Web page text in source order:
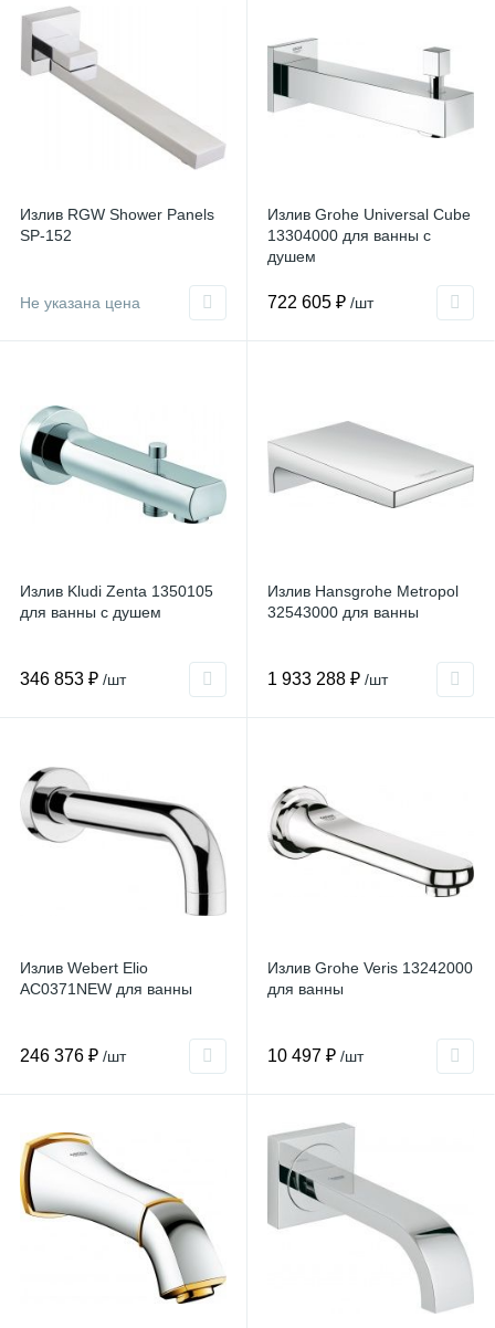
Излив RGW Shower Panels
SP-152
Не указана цена
Излив Grohe Universal Cube
13304000 для ванны с
душем
722 605 ₽ /шт
Излив Kludi Zenta 1350105
для ванны с душем
346 853 ₽ /шт
Излив Hansgrohe Metropol
32543000 для ванны
1 933 288 ₽ /шт
Излив Webert Elio
AC0371NEW для ванны
246 376 ₽ /шт
Излив Grohe Veris 13242000
для ванны
10 497 ₽ /шт